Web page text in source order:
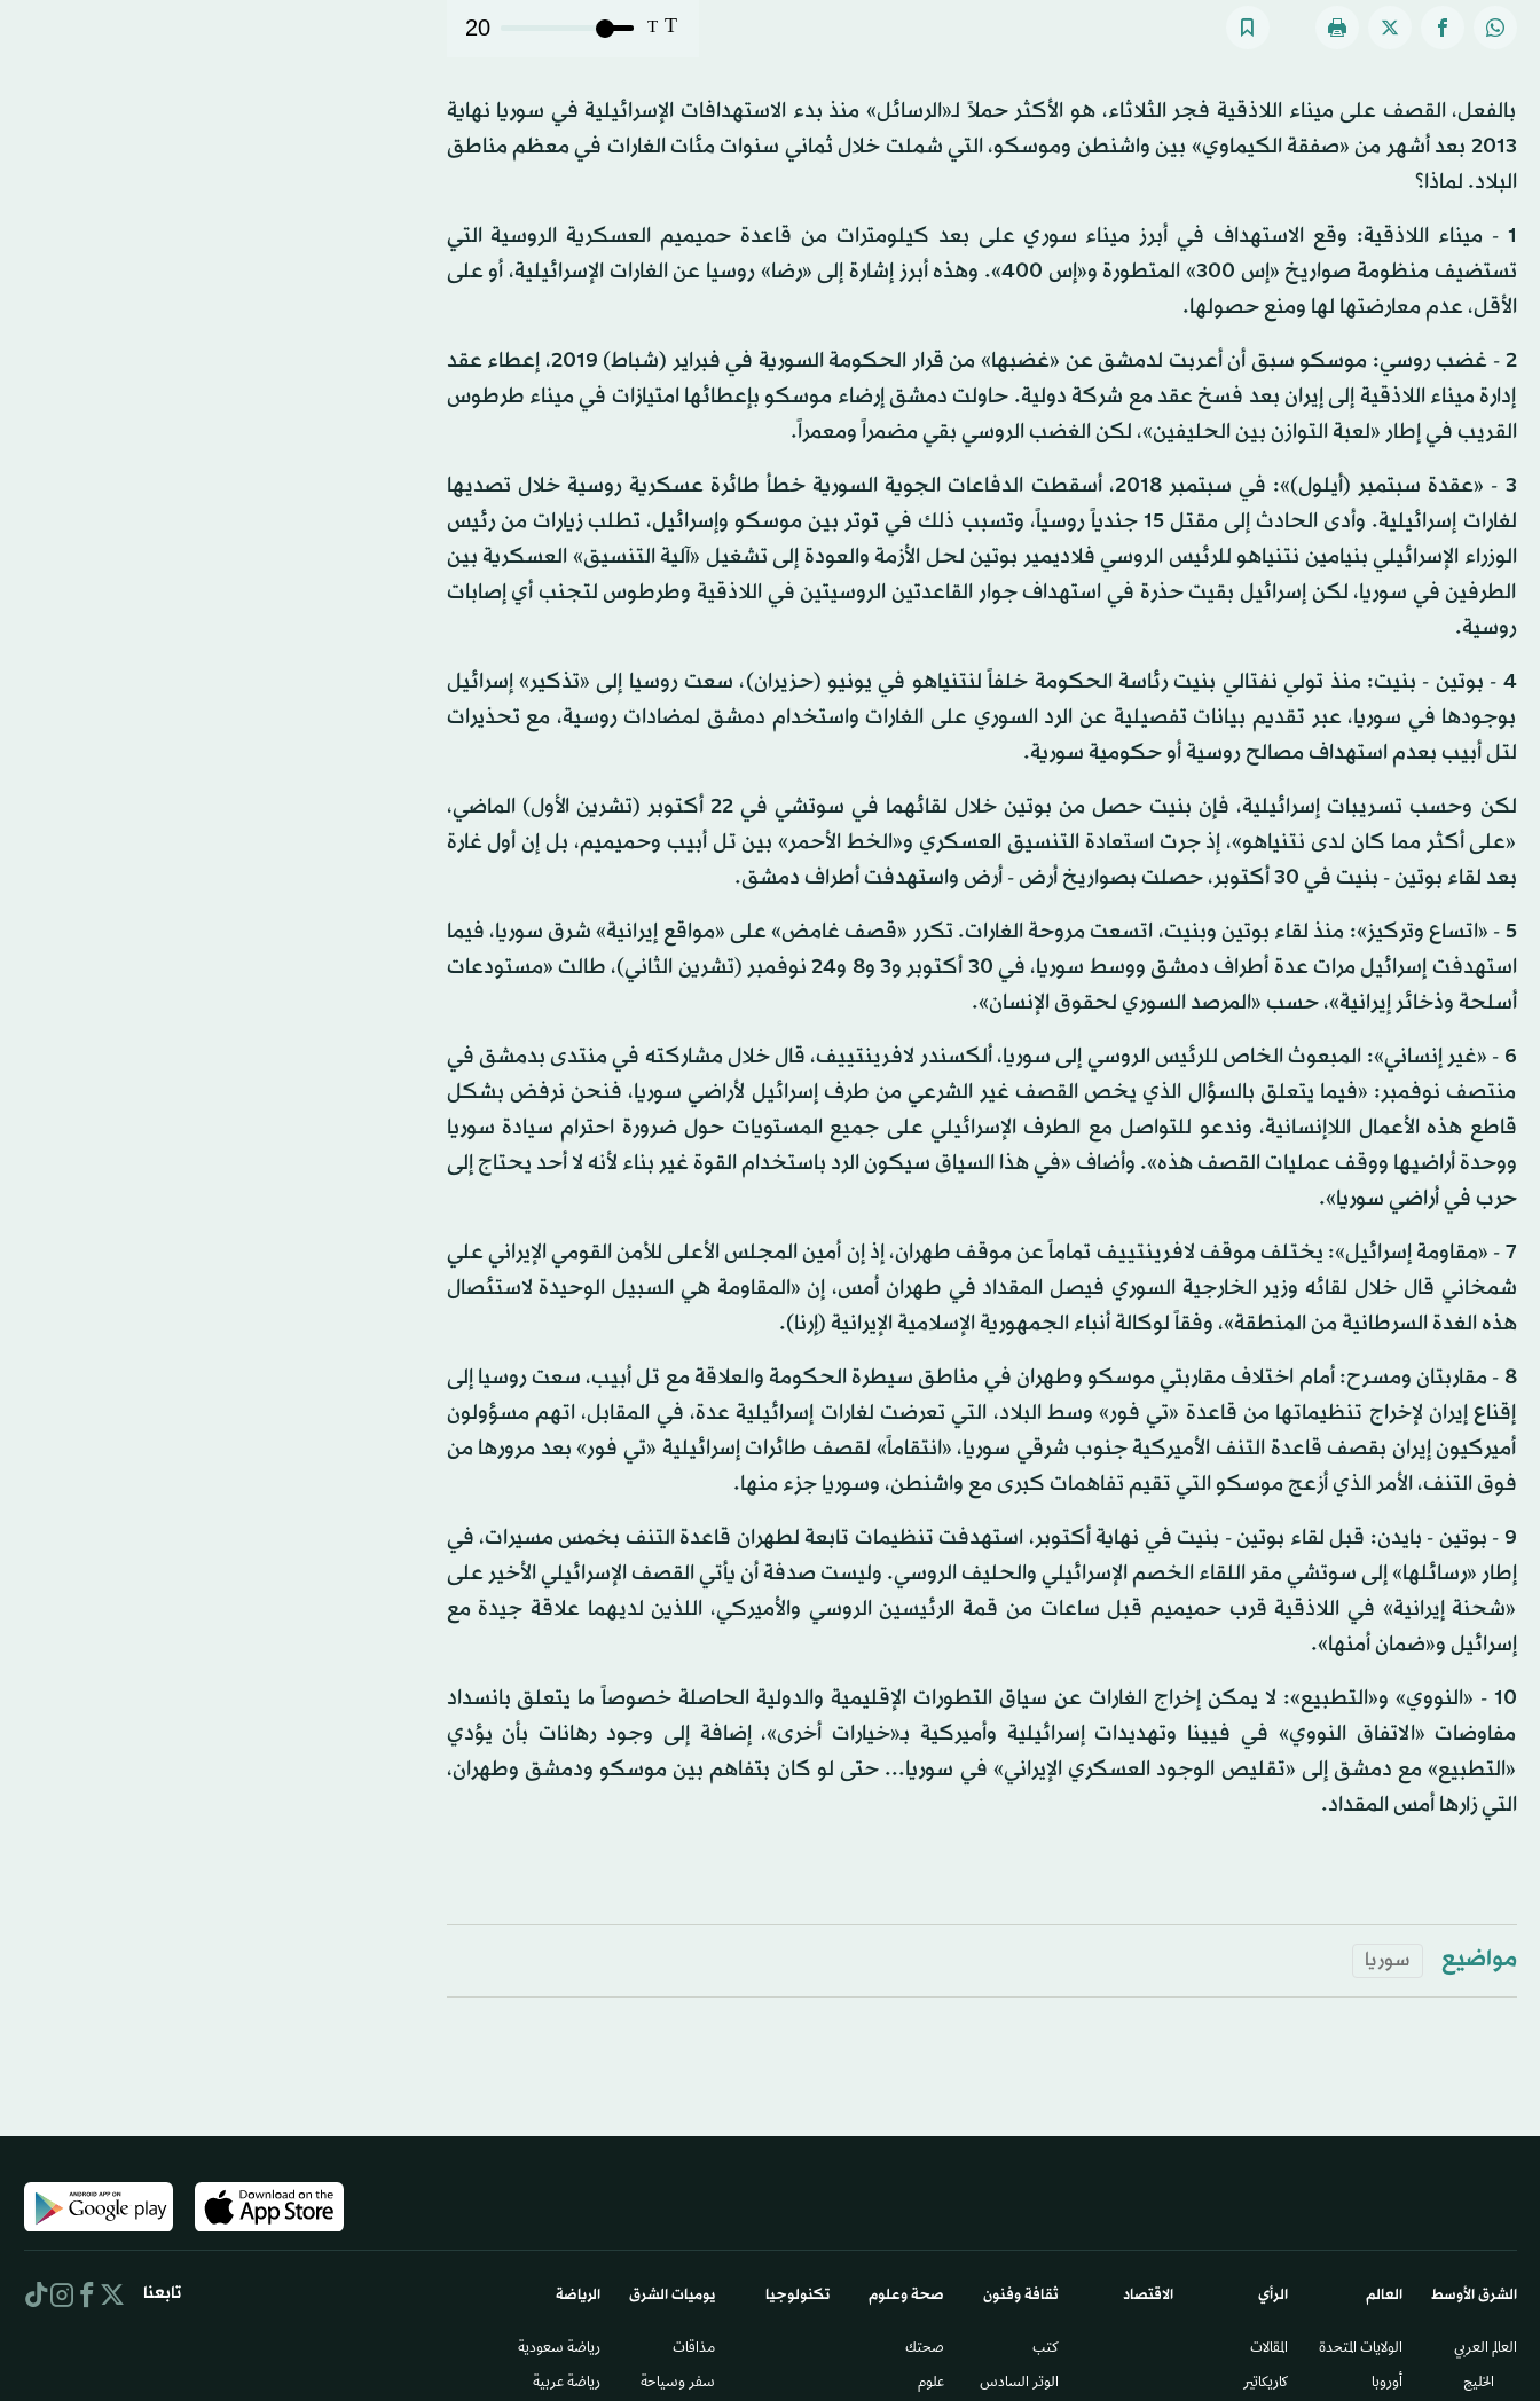
T
T
20
بالفعل، القصف على ميناء اللاذقية فجر الثلاثاء، هو الأكثر حملاً لـ«الرسائل» منذ بدء الاستهدافات الإسرائيلية في سوريا نهاية
2013 بعد أشهر من «صفقة الكيماوي» بين واشنطن وموسكو، التي شملت خلال ثماني سنوات مئات الغارات في معظم مناطق
البلاد. لماذا؟
1 - ميناء اللاذقية: وقع الاستهداف في أبرز ميناء سوري على بعد كيلومترات من قاعدة حميميم العسكرية الروسية التي
تستضيف منظومة صواريخ «إس 300» المتطورة و«إس 400». وهذه أبرز إشارة إلى «رضا» روسيا عن الغارات الإسرائيلية، أو على
الأقل، عدم معارضتها لها ومنع حصولها.
2 - غضب روسي: موسكو سبق أن أعربت لدمشق عن «غضبها» من قرار الحكومة السورية في فبراير (شباط) 2019، إعطاء عقد
إدارة ميناء اللاذقية إلى إيران بعد فسخ عقد مع شركة دولية. حاولت دمشق إرضاء موسكو بإعطائها امتيازات في ميناء طرطوس
القريب في إطار «لعبة التوازن بين الحليفين»، لكن الغضب الروسي بقي مضمراً ومعمراً.
3 - «عقدة سبتمبر (أيلول)»: في سبتمبر 2018، أسقطت الدفاعات الجوية السورية خطأ طائرة عسكرية روسية خلال تصديها
لغارات إسرائيلية. وأدى الحادث إلى مقتل 15 جندياً روسياً، وتسبب ذلك في توتر بين موسكو وإسرائيل، تطلب زيارات من رئيس
الوزراء الإسرائيلي بنيامين نتنياهو للرئيس الروسي فلاديمير بوتين لحل الأزمة والعودة إلى تشغيل «آلية التنسيق» العسكرية بين
الطرفين في سوريا، لكن إسرائيل بقيت حذرة في استهداف جوار القاعدتين الروسيتين في اللاذقية وطرطوس لتجنب أي إصابات
روسية.
4 - بوتين - بنيت: منذ تولي نفتالي بنيت رئاسة الحكومة خلفاً لنتنياهو في يونيو (حزيران)، سعت روسيا إلى «تذكير» إسرائيل
بوجودها في سوريا، عبر تقديم بيانات تفصيلية عن الرد السوري على الغارات واستخدام دمشق لمضادات روسية، مع تحذيرات
لتل أبيب بعدم استهداف مصالح روسية أو حكومية سورية.
لكن وحسب تسريبات إسرائيلية، فإن بنيت حصل من بوتين خلال لقائهما في سوتشي في 22 أكتوبر (تشرين الأول) الماضي،
«على أكثر مما كان لدى نتنياهو»، إذ جرت استعادة التنسيق العسكري و«الخط الأحمر» بين تل أبيب وحميميم، بل إن أول غارة
بعد لقاء بوتين - بنيت في 30 أكتوبر، حصلت بصواريخ أرض - أرض واستهدفت أطراف دمشق.
5 - «اتساع وتركيز»: منذ لقاء بوتين وبنيت، اتسعت مروحة الغارات. تكرر «قصف غامض» على «مواقع إيرانية» شرق سوريا، فيما
استهدفت إسرائيل مرات عدة أطراف دمشق ووسط سوريا، في 30 أكتوبر و3 و8 و24 نوفمبر (تشرين الثاني)، طالت «مستودعات
أسلحة وذخائر إيرانية»، حسب «المرصد السوري لحقوق الإنسان».
6 - «غير إنساني»: المبعوث الخاص للرئيس الروسي إلى سوريا، ألكسندر لافرينتييف، قال خلال مشاركته في منتدى بدمشق في
منتصف نوفمبر: «فيما يتعلق بالسؤال الذي يخص القصف غير الشرعي من طرف إسرائيل لأراضي سوريا، فنحن نرفض بشكل
قاطع هذه الأعمال اللاإنسانية، وندعو للتواصل مع الطرف الإسرائيلي على جميع المستويات حول ضرورة احترام سيادة سوريا
ووحدة أراضيها ووقف عمليات القصف هذه». وأضاف «في هذا السياق سيكون الرد باستخدام القوة غير بناء لأنه لا أحد يحتاج إلى
حرب في أراضي سوريا».
7 - «مقاومة إسرائيل»: يختلف موقف لافرينتييف تماماً عن موقف طهران، إذ إن أمين المجلس الأعلى للأمن القومي الإيراني علي
شمخاني قال خلال لقائه وزير الخارجية السوري فيصل المقداد في طهران أمس، إن «المقاومة هي السبيل الوحيدة لاستئصال
هذه الغدة السرطانية من المنطقة»، وفقاً لوكالة أنباء الجمهورية الإسلامية الإيرانية (إرنا).
8 - مقاربتان ومسرح: أمام اختلاف مقاربتي موسكو وطهران في مناطق سيطرة الحكومة والعلاقة مع تل أبيب، سعت روسيا إلى
إقناع إيران لإخراج تنظيماتها من قاعدة «تي فور» وسط البلاد، التي تعرضت لغارات إسرائيلية عدة، في المقابل، اتهم مسؤولون
أميركيون إيران بقصف قاعدة التنف الأميركية جنوب شرقي سوريا، «انتقاماً» لقصف طائرات إسرائيلية «تي فور» بعد مرورها من
فوق التنف، الأمر الذي أزعج موسكو التي تقيم تفاهمات كبرى مع واشنطن، وسوريا جزء منها.
9 - بوتين - بايدن: قبل لقاء بوتين - بنيت في نهاية أكتوبر، استهدفت تنظيمات تابعة لطهران قاعدة التنف بخمس مسيرات، في
إطار «رسائلها» إلى سوتشي مقر اللقاء الخصم الإسرائيلي والحليف الروسي. وليست صدفة أن يأتي القصف الإسرائيلي الأخير على
«شحنة إيرانية» في اللاذقية قرب حميميم قبل ساعات من قمة الرئيسين الروسي والأميركي، اللذين لديهما علاقة جيدة مع
إسرائيل و«ضمان أمنها».
10 - «النووي» و«التطبيع»: لا يمكن إخراج الغارات عن سياق التطورات الإقليمية والدولية الحاصلة خصوصاً ما يتعلق بانسداد
مفاوضات «الاتفاق النووي» في فيينا وتهديدات إسرائيلية وأميركية بـ«خيارات أخرى»، إضافة إلى وجود رهانات بأن يؤدي
«التطبيع» مع دمشق إلى «تقليص الوجود العسكري الإيراني» في سوريا... حتى لو كان بتفاهم بين موسكو ودمشق وطهران،
التي زارها أمس المقداد.
مواضيع سوريا
الشرق الأوسط​
العالم العربي
الخليج
العالم
الولايات المتحدة
أوروبا
الرأي
المقالات
كاريكاتير
الاقتصاد ثقافة وفنون
كتب
الوتر السادس​
صحة وعلوم
صحتك
علوم
تكنولوجيا يوميات الشرق​
مذاقات
سفر وسياحة
الرياضة
رياضة سعودية
رياضة عربية
تابعنا